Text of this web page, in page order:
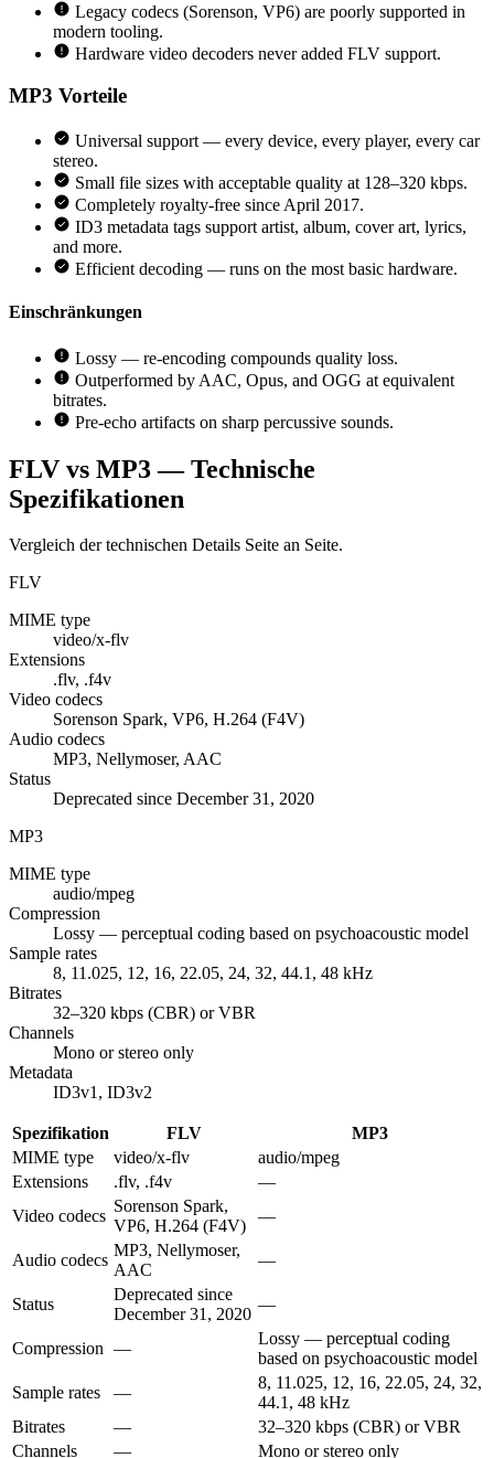
Legacy codecs (Sorenson, VP6) are poorly supported in
modern tooling.
Hardware video decoders never added FLV support.
MP3 Vorteile
Universal support — every device, every player, every car
stereo.
Small file sizes with acceptable quality at 128–320 kbps.
Completely royalty-free since April 2017.
ID3 metadata tags support artist, album, cover art, lyrics,
and more.
Efficient decoding — runs on the most basic hardware.
Einschränkungen
Lossy — re-encoding compounds quality loss.
Outperformed by AAC, Opus, and OGG at equivalent
bitrates.
Pre-echo artifacts on sharp percussive sounds.
FLV vs MP3 — Technische
Spezifikationen
Vergleich der technischen Details Seite an Seite.
FLV
MIME type
video/x-flv
Extensions
.flv, .f4v
Video codecs
Sorenson Spark, VP6, H.264 (F4V)
Audio codecs
MP3, Nellymoser, AAC
Status
Deprecated since December 31, 2020
MP3
MIME type
audio/mpeg
Compression
Lossy — perceptual coding based on psychoacoustic model
Sample rates
8, 11.025, 12, 16, 22.05, 24, 32, 44.1, 48 kHz
Bitrates
32–320 kbps (CBR) or VBR
Channels
Mono or stereo only
Metadata
ID3v1, ID3v2
Spezifikation FLV
MP3
MIME type
video/x-flv
audio/mpeg
Extensions
.flv, .f4v
—
Video codecs
Sorenson Spark,
VP6, H.264 (F4V)
—
Audio codecs
MP3, Nellymoser,
AAC
—
Status
Deprecated since
December 31, 2020
—
Compression —
Lossy — perceptual coding
based on psychoacoustic model
Sample rates
—
8, 11.025, 12, 16, 22.05, 24, 32,
44.1, 48 kHz
Bitrates
—
32–320 kbps (CBR) or VBR
Channels
— Mono or stereo only